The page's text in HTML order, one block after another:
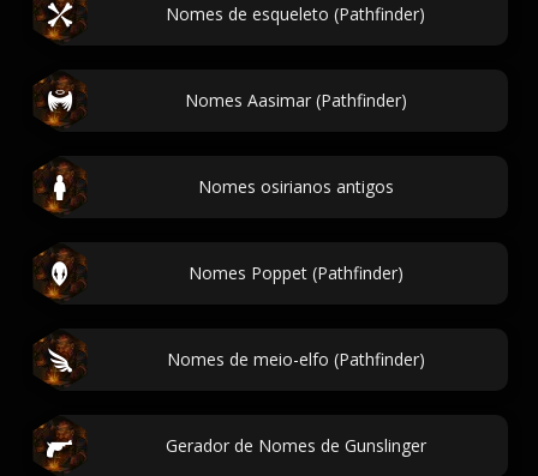
Nomes de esqueleto (Pathfinder)
Nomes Aasimar (Pathfinder)
Nomes osirianos antigos
Nomes Poppet (Pathfinder)
Nomes de meio-elfo (Pathfinder)
Gerador de Nomes de Gunslinger